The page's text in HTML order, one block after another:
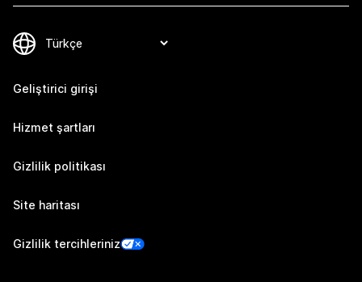
Geliştirici girişi
Hizmet şartları
Gizlilik politikası
Site haritası
Gizlilik tercihleriniz